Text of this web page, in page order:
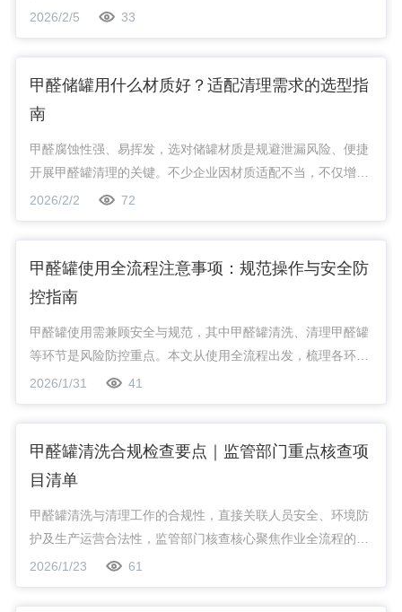
复杂工具，轻松搞定甲醛罐清洗，帮你安全*完成清理甲醛罐
的核心需求。
2026/2/5 33
甲醛储罐用什么材质好？适配清理需求的选型指
南
甲醛腐蚀性强、易挥发，选对储罐材质是规避泄漏风险、便捷
开展甲醛罐清理的关键。不少企业因材质适配不当，不仅增加
清洗甲醛罐的频次与成本，还可能引发安全隐患。如同医院中
心供氧系统对设备材质的严苛要求，甲醛储罐材质也需兼顾安
全与实用性。
2026/2/2 72
甲醛罐使用全流程注意事项：规范操作与安全防
控指南
甲醛罐使用需兼顾安全与规范，其中甲醛罐清洗、清理甲醛罐
等环节是风险防控重点。本文从使用全流程出发，梳理各环节
注意事项，涵盖前期准备、日常运维、清洗清理及应急处置，
为用户提供专业、可落地的操作指引。
2026/1/31 41
甲醛罐清洗合规检查要点｜监管部门重点核查项
目清单
甲醛罐清洗与清理工作的合规性，直接关联人员安全、环境防
护及生产运营合法性，监管部门核查核心聚焦作业全流程的规
范落地与可追溯性，涵盖资质、流程、安全、环保及验收等关
键环节。
2026/1/23 61